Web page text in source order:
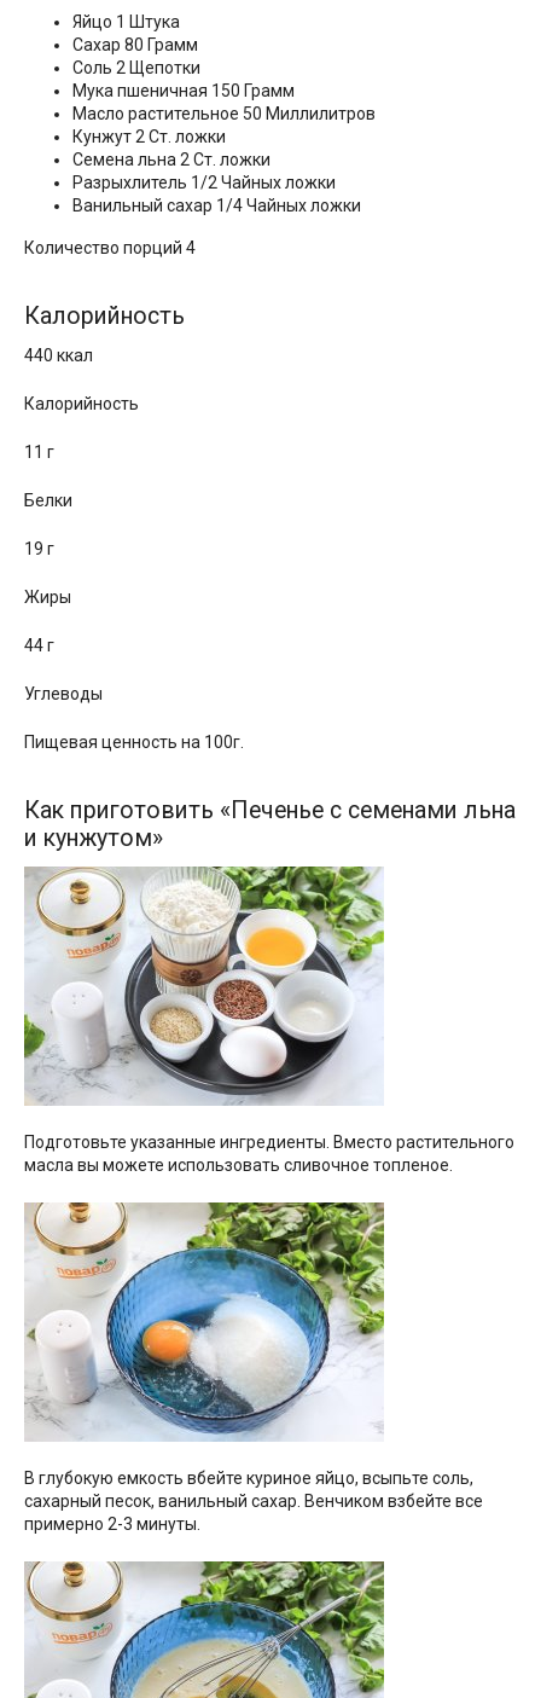
Яйцо 1 Штука
Сахар 80 Грамм
Соль 2 Щепотки
Мука пшеничная 150 Грамм
Масло растительное 50 Миллилитров
Кунжут 2 Ст. ложки
Семена льна 2 Ст. ложки
Разрыхлитель 1/2 Чайных ложки
Ванильный сахар 1/4 Чайных ложки
Количество порций 4
Калорийность
440 ккал
Калорийность
11 г
Белки
19 г
Жиры
44 г
Углеводы
Пищевая ценность на 100г.
Как приготовить «Печенье с семенами льна
и кунжутом»
Подготовьте указанные ингредиенты. Вместо растительного
масла вы можете использовать сливочное топленое.
В глубокую емкость вбейте куриное яйцо, всыпьте соль,
сахарный песок, ванильный сахар. Венчиком взбейте все
примерно 2-3 минуты.